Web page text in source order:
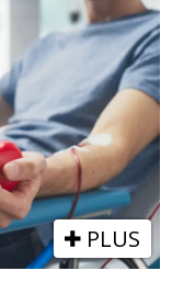
PLUS